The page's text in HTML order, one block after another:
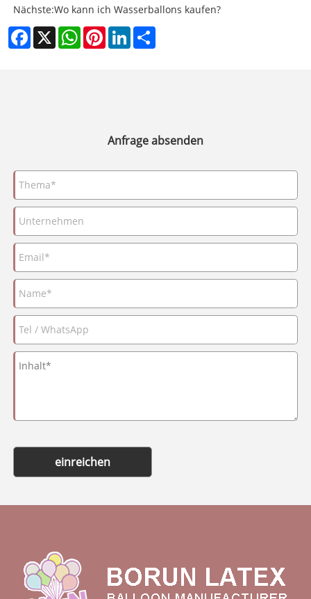
Nächste:Wo kann ich Wasserballons kaufen?
Facebook
X WhatsAppPinterestLinkedIn
Anfrage absenden
einreichen